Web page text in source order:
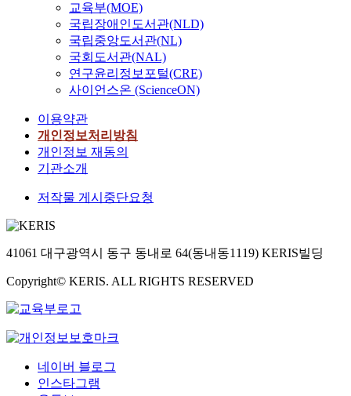
교육부(MOE)
국립장애인도서관(NLD)
국립중앙도서관(NL)
국회도서관(NAL)
연구윤리정보포털(CRE)
사이언스온 (ScienceON)
이용약관
개인정보처리방침
개인정보 재동의
기관소개
저작물 게시중단요청
41061 대구광역시 동구 동내로 64(동내동1119) KERIS빌딩
Copyright© KERIS. ALL RIGHTS RESERVED
네이버 블로그
인스타그램